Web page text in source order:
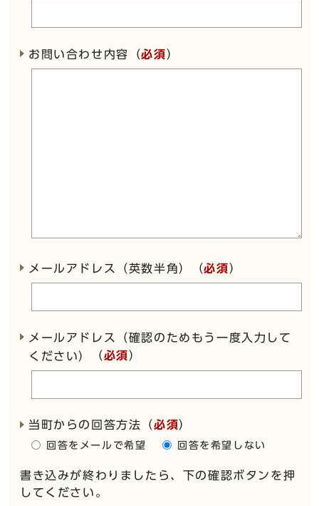
お問い合わせ内容（必須）
メールアドレス（英数半角）（必須）
メールアドレス（確認のためもう一度入力して
ください）
（必須）
当町からの回答方法 （必須）
回答をメールで希望 回答を希望しない
書き込みが終わりましたら、下の確認ボタンを押
してください。